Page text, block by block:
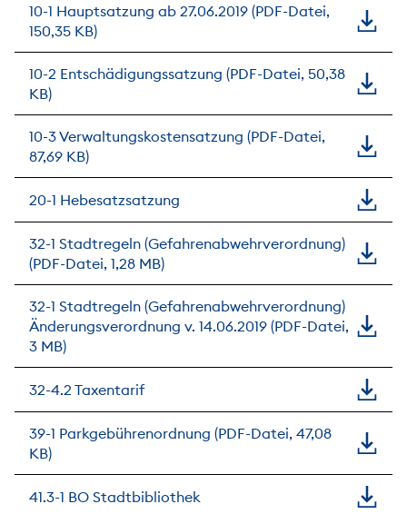
10-1 Hauptsatzung ab 27.06.2019 (PDF-Datei,
150,35 KB)
10-2 Entschädigungssatzung (PDF-Datei, 50,38
KB)
10-3 Verwaltungskostensatzung (PDF-Datei,
87,69 KB)
20-1 Hebesatzsatzung
32-1 Stadtregeln (Gefahrenabwehrverordnung)
(PDF-Datei, 1,28 MB)
32-1 Stadtregeln (Gefahrenabwehrverordnung)
Änderungsverordnung v. 14.06.2019 (PDF-Datei,
3 MB)
32-4.2 Taxentarif
39-1 Parkgebührenordnung (PDF-Datei, 47,08
KB)
41.3-1 BO Stadtbibliothek